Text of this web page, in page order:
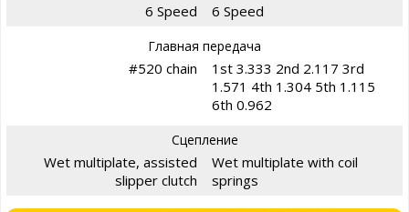
6 Speed 6 Speed
Главная передача
#520 chain
1st 3.333 2nd 2.117 3rd
1.571 4th 1.304 5th 1.115
6th 0.962
Сцепление
Wet multiplate, assisted
slipper clutch
Wet multiplate with coil
springs